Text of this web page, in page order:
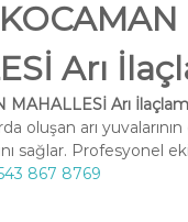
Arı
MAHALLESİ Arı
oluşan arı
sağlar. Profesyonel
867 8769